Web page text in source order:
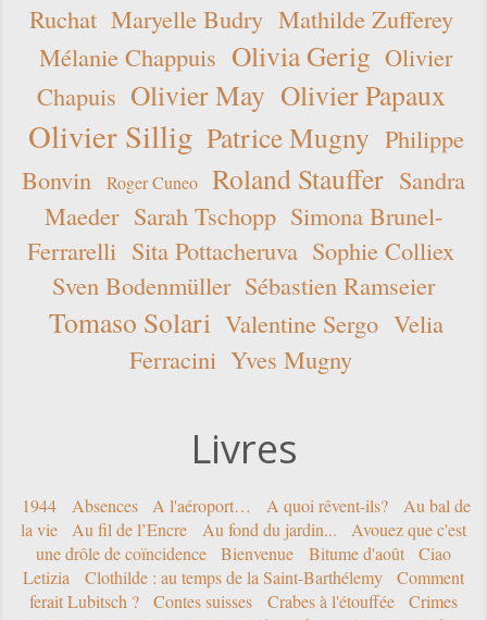
Ruchat Maryelle Budry Mathilde Zufferey
Mélanie Chappuis Olivia Gerig Olivier
Chapuis Olivier May Olivier Papaux
Olivier Sillig Patrice Mugny Philippe
Bonvin
Roger Cuneo Roland Stauffer Sandra
Maeder Sarah Tschopp Simona Brunel-
Ferrarelli Sita Pottacheruva Sophie Colliex
Sven Bodenmüller Sébastien Ramseier
Tomaso Solari Valentine Sergo Velia
Ferracini Yves Mugny
Livres
1944 Absences A l'aéroport… A quoi rêvent-ils?
Au bal de
la vie
Au fil de l’Encre Au fond du jardin...
Avouez que c'est
une drôle de coïncidence
Bienvenue Bitume d'août
Ciao
Letizia
Clothilde : au temps de la Saint-Barthélemy
Comment
ferait Lubitsch ?
Contes suisses Crabes à l'étouffée
Crimes